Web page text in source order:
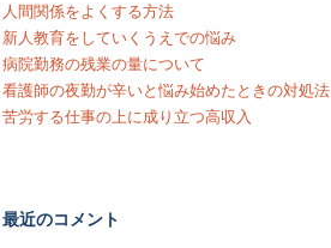
人間関係をよくする方法
新人教育をしていくうえでの悩み
病院勤務の残業の量について
看護師の夜勤が辛いと悩み始めたときの対処法
苦労する仕事の上に成り立つ高収入
最近のコメント